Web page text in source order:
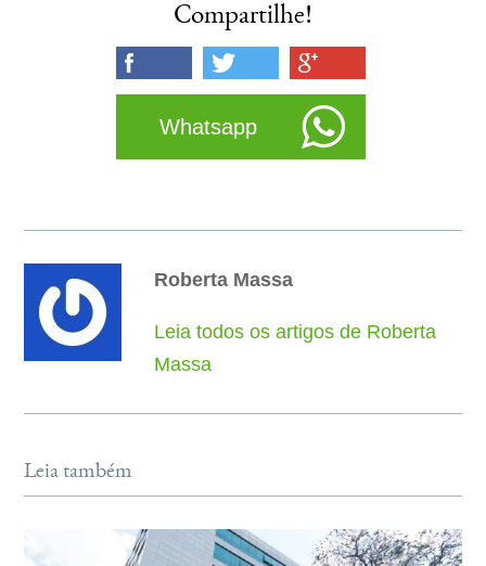
Compartilhe!
Whatsapp
Roberta Massa
Leia todos os artigos de Roberta
Massa
Leia também